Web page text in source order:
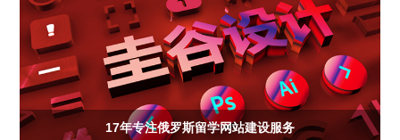
17年专注俄罗斯留学网站建设服务